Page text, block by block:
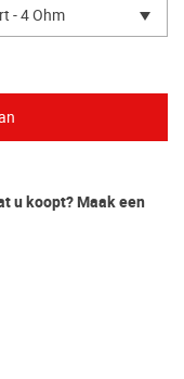
- 4 Ohm
u koopt? Maak een